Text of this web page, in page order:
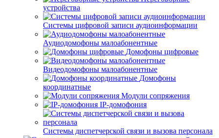
устройства
Системы цифровой записи аудиоинформации
Аудиодомофоны малоабонентные
Домофоны цифровые
Видеодомофоны малоабонентные
Домофоны
координатные
Модули сопряжения
IP-домофония
Системы диспетчерской связи и вызова персонала